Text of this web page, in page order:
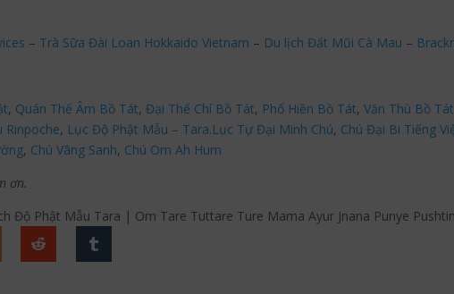
– Trà Sữa Đài Loan Hokkaido Vietnam – Du lịch Đất Mũi Cà Mau –
, Quán Thế Âm Bồ Tát, Đại Thế Chí Bồ Tát, Phổ Hiền Bồ Tát, Văn Thù Bồ
Rinpoche, Lục Độ Phật Mẫu – Tara.Lục Tự Đại Minh Chú, Chú Đại Bi Tiếng
, Chú Vãng Sanh, Chú Om Ah Hum
ơn.
Độ Phật Mẫu Tara | Om Tare Tuttare Ture Mama Ayur Jnana Punye